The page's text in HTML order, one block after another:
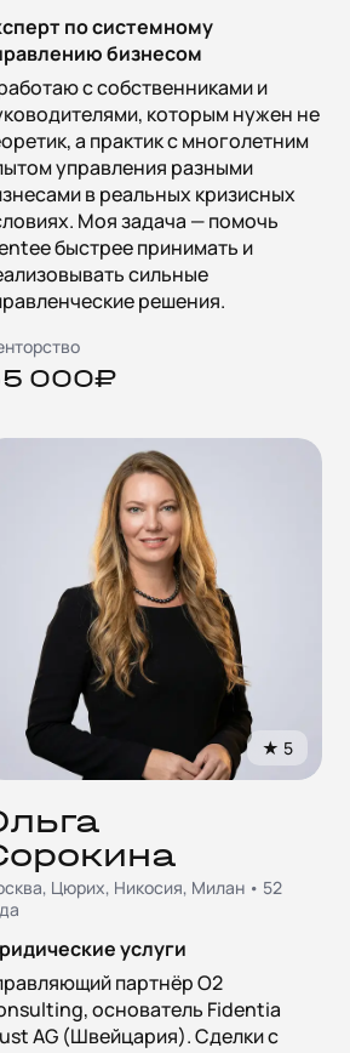
по системному
бизнесом
с собственниками и
которым нужен не
а практик с многолетним
управления разными
в реальных кризисных
Моя задача — помочь
быстрее принимать и
сильные
решения.
000₽
★ 5
Цюрих, Никосия, Милан • 52
услуги
партнёр O2
основатель Fidentia
AG (Швейцария). Сделки с